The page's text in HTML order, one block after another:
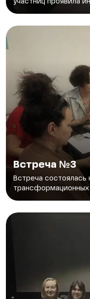
Встреча №3
Встреча
трансформационных